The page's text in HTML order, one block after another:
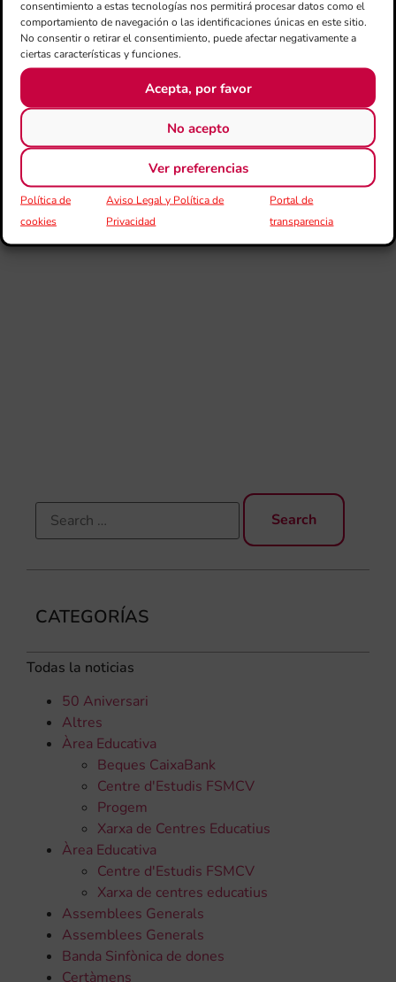
consentimiento a estas tecnologías nos permitirá procesar datos como el
comportamiento de navegación o las identificaciones únicas en este sitio.
No consentir o retirar el consentimiento, puede afectar negativamente a
ciertas características y funciones.
Acepta, por favor
No acepto
Ver preferencias
Política de
cookies
Aviso Legal y Política de
Privacidad
Portal de
transparencia
CATEGORÍAS
Todas la noticias
50 Aniversari
Altres
Àrea Educativa
Beques CaixaBank
Centre d'Estudis FSMCV
Progem
Xarxa de Centres Educatius
Àrea Educativa
Centre d'Estudis FSMCV
Xarxa de centres educatius
Assemblees Generals
Assemblees Generals
Banda Sinfònica de dones
Certàmens